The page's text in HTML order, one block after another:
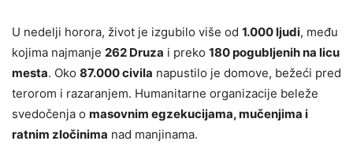
U nedelji horora, život je izgubilo više od 1.000 ljudi, među
kojima najmanje 262 Druza i preko 180 pogubljenih na licu
mesta. Oko 87.000 civila napustilo je domove, bežeći pred
terorom i razaranjem. Humanitarne organizacije beleže
svedočenja o masovnim egzekucijama, mučenjima i
ratnim zločinima nad manjinama.